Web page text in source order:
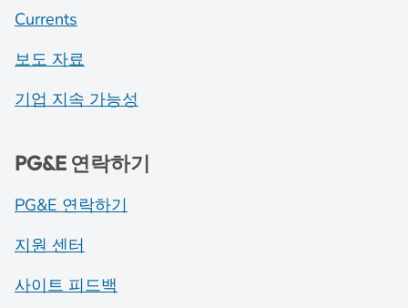
Currents
보도 자료
기업 지속 가능성
PG&E 연락하기
PG&E 연락하기
지원 센터
사이트 피드백